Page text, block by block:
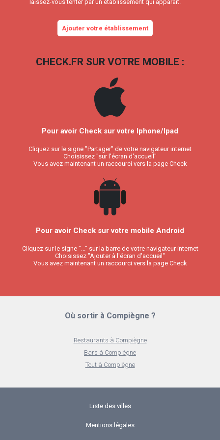
laissez-vous tenter par un établissement qui apparait.
Ajouter votre établissement
CHECK.FR SUR VOTRE MOBILE :
Pour avoir Check sur votre Iphone/Ipad
Cliquez sur le signe "Partager" de votre navigateur internet
Choisissez "sur l'écran d'accueil"
Vous avez maintenant un raccourci vers la page Check
Pour avoir Check sur votre mobile Android
Cliquez sur le signe "..." sur la barre de votre navigateur internet
Choisissez "Ajouter à l'écran d'accueil"
Vous avez maintenant un raccourci vers la page Check
Où sortir à Compiègne ?
Restaurants à Compiègne
Bars à Compiègne
Tout à Compiègne
Liste des villes
Mentions légales